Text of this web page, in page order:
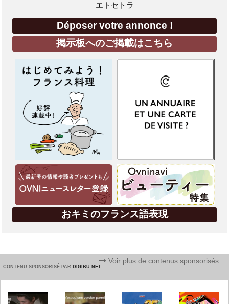
エトセトラ
Déposer votre annonce !
掲示板へのご掲載はこちら
おキミのフランス語表現
CONTENU SPONSORISÉ PAR DIGIBU.NET
Voir plus de contenus sponsorisés